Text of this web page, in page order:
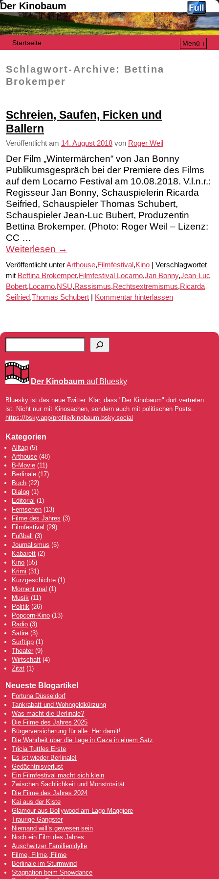
Der Kinobaum
Startseite
Menü ↓
Schlagwort-Archive: Bettina
Brokemper
Schreien, Saufen, Ficken und
Ballern
Veröffentlicht am 14. August 2018 von Roger Weil
Der Film „Wintermärchen“ von Jan Bonny
Publikumsgespräch bei der Premiere des Films
auf dem Locarno Festival am 10.08.2018. V.l.n.r.:
Regisseur Jan Bonny, Schauspielerin Ricarda
Seifried, Schauspieler Thomas Schubert,
Schauspieler Jean-Luc Bubert, Produzentin
Bettina Brokemper. (Photo: Roger Weil – Lizenz:
CC …
Weiterlesen →
Veröffentlicht unterArthouse,Filmfestival ,Kino
Verschlagwortet
mit Bettina Brokemper,Filmfestival Locarno,Jan Bonny,Jean-Luc
Bobert, Locarno,NSU,Rassismus,Rechtsextremismus,Ricarda
Seifried,Thomas Schubert Kommentar hinterlassen
Der Kinobaum auf Bluesky
Bluesky ist das neue Twitter. Klar, dass "Der Kinobaum" dort vertreten
ist. Nicht nur mit Kinosachen, sondern auch mit politischen Posts.
https://bsky.app/profile/kinobaum.bsky.social
Kategorien
Alltag (5)
Arthouse (48)
B-Movie (11)
Berlinale (17)
Buch (22)
Dialog (1)
Editorial (1)
Fernsehen (13)
Filme des Jahres (3)
Filmfestival (29)
Fußball (3)
Journalismus (5)
Kabarett (2)
Kino (55)
Krimi (31)
Kurzgeschichte (1)
Moment mal (1)
Musik (11)
Politik (26)
Popcorn-Kino (13)
Radio (3)
Satire (3)
Surftipp (1)
Theater (9)
Wirtschaft (4)
Zitat (1)
Neueste Blogartikel
Fortuna Düsseldorf
Tankrabatt und Wohngeldkürzung
Was macht die Berlinale?
Die Filme des Jahres 2025
Bürgerversicherung für alle. Her damit!
Die Wahrheit über die Lage in Gaza in einem Satz
Tricia Tuttles Erste
Es ist wieder Berlinale!
Gedächtnisverlust
Ein Filmfestival macht sich klein
Zwischen Sachlichkeit und Monströsität
Die Filme des Jahres 2024
Kai aus der Kiste
Glamour aus Bollywood am Lago Maggiore
Traurige Gangster
Niemand will’s gewesen sein
Noch ein Film des Jahres
Auschwitzer Familienidylle
Filme, Filme, Filme
Berlinale im Sturmwind
Stagnation beim Snowdance